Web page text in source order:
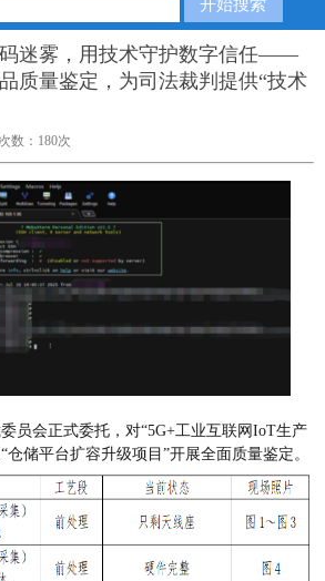
码迷雾，用技术守护数字信任——
质量鉴定，为司法裁判提供“技术
数：180次
员会正式委托，对“5G+工业互联网IoT生产
仓储平台扩容升级项目”开展全面质量鉴定。